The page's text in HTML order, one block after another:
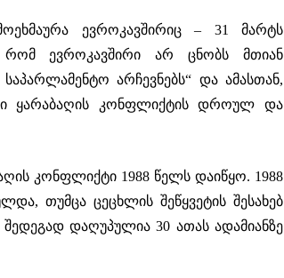
ევროკავშირიც – 31 მარტს
რომ ევროკავშირი არ ცნობს მთიან
არჩევნებს“ და ამასთან,
ყარაბაღის კონფლიქტის დროულ და
კონფლიქტი 1988 წელს დაიწყო. 1988
თუმცა ცეცხლის შეწყვეტის შესახებ
დაღუპულია 30 ათას ადამიანზე